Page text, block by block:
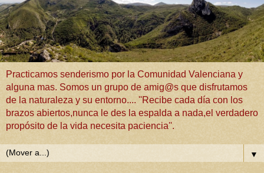
Practicamos senderismo por la Comunidad Valenciana y
alguna mas. Somos un grupo de amig@s que disfrutamos
de la naturaleza y su entorno.... ''Recibe cada día con los
brazos abiertos,nunca le des la espalda a nada,el verdadero
propósito de la vida necesita paciencia''.
▼